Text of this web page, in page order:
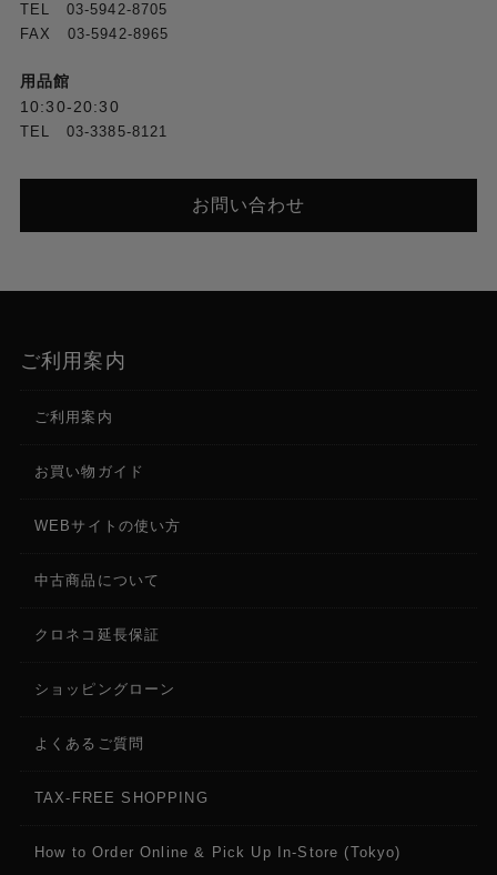
TEL 03-5942-8705
FAX 03-5942-8965
用品館
10:30-20:30
TEL 03-3385-8121
お問い合わせ
ご利用案内
ご利用案内
お買い物ガイド
WEBサイトの使い方
中古商品について
クロネコ延長保証
ショッピングローン
よくあるご質問
TAX-FREE SHOPPING
How to Order Online & Pick Up In-Store (Tokyo)